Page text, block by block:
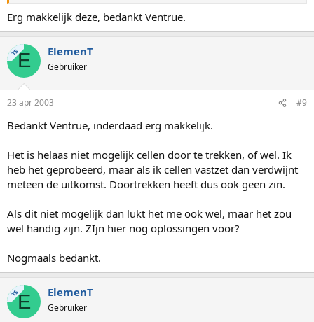
Erg makkelijk deze, bedankt Ventrue.
TSE ElemenT
Gebruiker
23 apr 2003 #9
Bedankt Ventrue, inderdaad erg makkelijk.
Het is helaas niet mogelijk cellen door te trekken, of wel. Ik
heb het geprobeerd, maar als ik cellen vastzet dan verdwijnt
meteen de uitkomst. Doortrekken heeft dus ook geen zin.
Als dit niet mogelijk dan lukt het me ook wel, maar het zou
wel handig zijn. ZIjn hier nog oplossingen voor?
Nogmaals bedankt.
TSE ElemenT
Gebruiker